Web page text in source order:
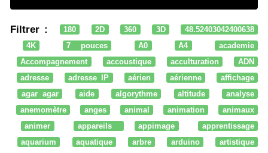
Filtrer : 180 2D 360 3D
48.52403042400638
4K
7 pouces A0 A4
academie
Accompagnement
accoustique acculturation
ADN
adresse
adresse IP aérien aérienne
affichage
agar agar
aide algorythme altitude
analyse
anemomètre
anges animal animation
animaux
animer
appareils appimage
apprentissage
aquarium
aquatique arbre arduino
artistique